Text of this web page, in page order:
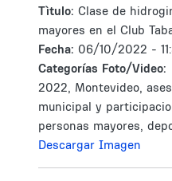
Tìtulo: Clase de
mayores en el Club
Fecha: 06/10/2022 -
Categorías Foto/Video:
2022, Montevideo,
municipal y
personas mayores,
Descargar Imagen